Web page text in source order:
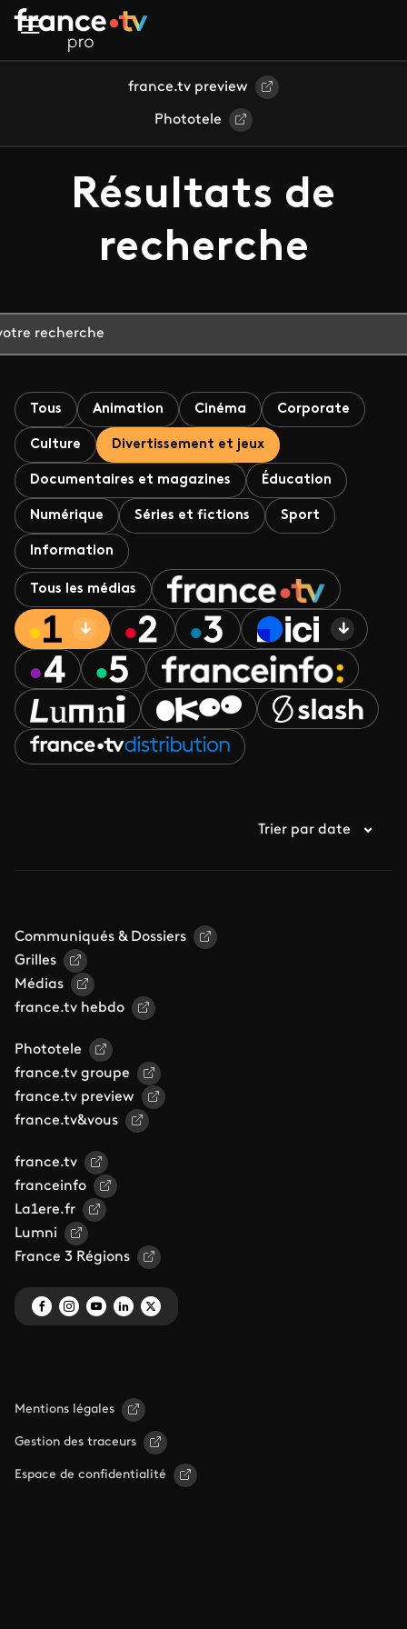
Aller au contenu principal
france.tv preview
Phototele
Résultats de
recherche
Tous Animation Cinéma Corporate
Culture Divertissement et jeux
Documentaires et magazines Éducation
Numérique Séries et fictions Sport
Information
Tous les médias
Trier par date
Communiqués & Dossiers
Grilles
Médias
france.tv hebdo
Phototele
france.tv groupe
france.tv preview
france.tv&vous
france.tv
franceinfo
La1ere.fr
Lumni
France 3 Régions
Mentions légales
Gestion des traceurs
Espace de confidentialité